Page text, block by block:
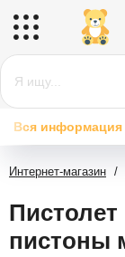
Вся информация
Интернет-магазин /
пистоны